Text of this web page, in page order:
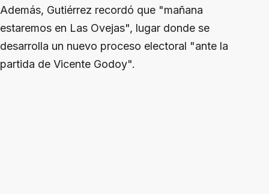
Además, Gutiérrez recordó que "mañana
estaremos en Las Ovejas", lugar donde se
desarrolla un nuevo proceso electoral "ante la
partida de Vicente Godoy".